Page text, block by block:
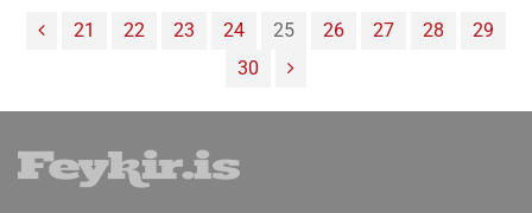
húsið verði reist í tveimur áföngum.
21 22 23 24 25 26 27 28
29
30